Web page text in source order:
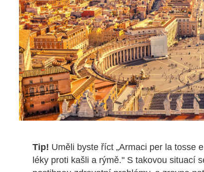
Tip! Uměli byste říct „Armaci per la tosse
léky proti kašli a rýmě." S takovou situací